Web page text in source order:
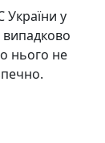
у
нього не